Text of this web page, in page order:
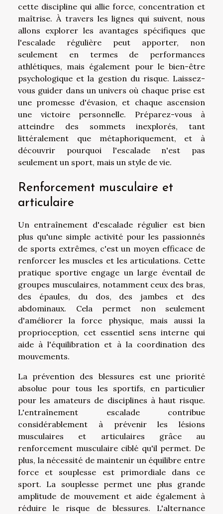
cette discipline qui allie force, concentration et
maîtrise. À travers les lignes qui suivent, nous
allons explorer les avantages spécifiques que
l'escalade régulière peut apporter, non
seulement en termes de performances
athlétiques, mais également pour le bien-être
psychologique et la gestion du risque. Laissez-
vous guider dans un univers où chaque prise est
une promesse d'évasion, et chaque ascension
une victoire personnelle. Préparez-vous à
atteindre des sommets inexplorés, tant
littéralement que métaphoriquement, et à
découvrir pourquoi l'escalade n'est pas
seulement un sport, mais un style de vie.
Renforcement musculaire et
articulaire
Un entraînement d'escalade régulier est bien
plus qu'une simple activité pour les passionnés
de sports extrêmes, c'est un moyen efficace de
renforcer les muscles et les articulations. Cette
pratique sportive engage un large éventail de
groupes musculaires, notamment ceux des bras,
des épaules, du dos, des jambes et des
abdominaux. Cela permet non seulement
d'améliorer la force physique, mais aussi la
proprioception, cet essentiel sens interne qui
aide à l'équilibration et à la coordination des
mouvements.
La prévention des blessures est une priorité
absolue pour tous les sportifs, en particulier
pour les amateurs de disciplines à haut risque.
L'entraînement escalade contribue
considérablement à prévenir les lésions
musculaires et articulaires grâce au
renforcement musculaire ciblé qu'il permet. De
plus, la nécessité de maintenir un équilibre entre
force et souplesse est primordiale dans ce
sport. La souplesse permet une plus grande
amplitude de mouvement et aide également à
réduire le risque de blessures. L'alternance